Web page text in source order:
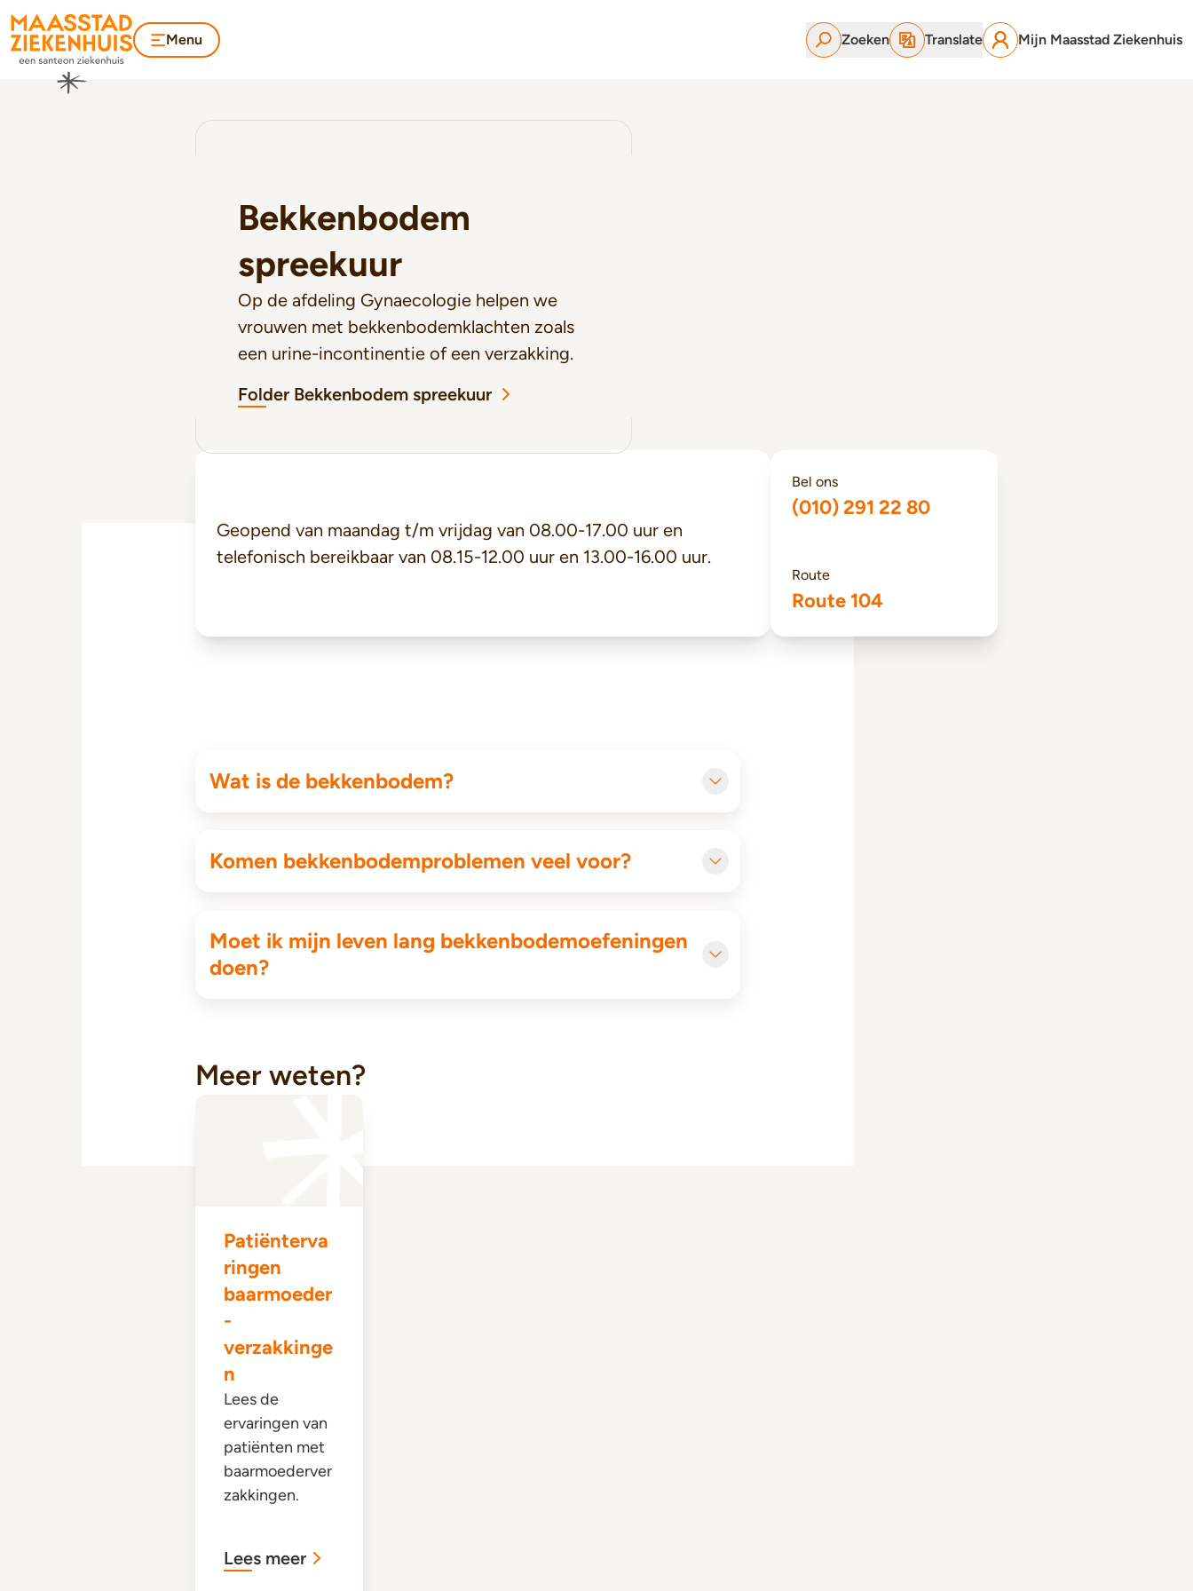
Menu Zoeken Translate Mijn Maasstad Ziekenhuis
Bekkenbodem
spreekuur
Op de afdeling Gynaecologie helpen we
vrouwen met bekkenbodemklachten zoals
een urine-incontinentie of een verzakking.
Folder Bekkenbodem spreekuur
Geopend van maandag t/m vrijdag van 08.00-17.00 uur en
telefonisch bereikbaar van 08.15-12.00 uur en 13.00-16.00 uur.
Bel ons
(010) 291 22 80
Route
Route 104
Wat is de bekkenbodem?
Komen bekkenbodemproblemen veel voor?
Moet ik mijn leven lang bekkenbodemoefeningen
doen?
Meer weten?
Patiënterva
ringen
baarmoeder
-
verzakkinge
n
Lees de
ervaringen van
patiënten met
baarmoederver
zakkingen.
Lees meer